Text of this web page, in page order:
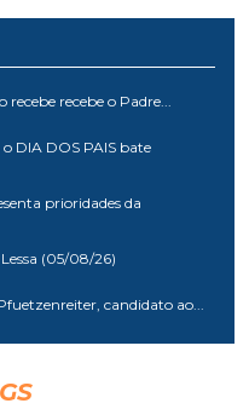
recebe recebe o Padre...
DIA DOS PAIS bate
prioridades da
(05/08/26)
candidato ao...